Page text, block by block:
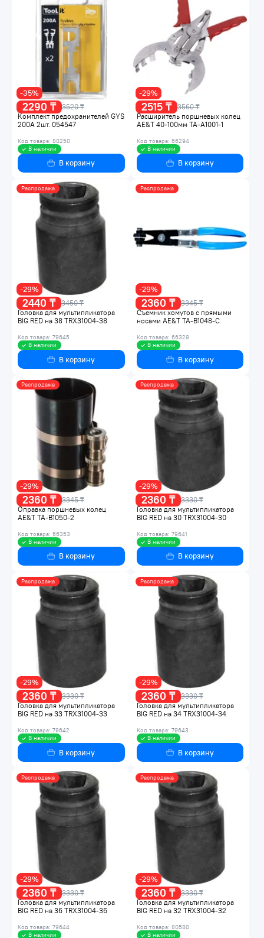
2290 ₸ 3520 ₸
-35%
Комплект предохранителей GYS
200А 2шт. 054547
Код товара: 80250
В наличии
В корзину
2515 ₸ 3560 ₸
-29%
Расширитель поршневых колец
AE&T 40-100мм TA-A1001-1
Код товара: 66294
В наличии
В корзину
Распродажа
2440 ₸ 3450 ₸
-29%
Головка для мультипликатора
BIG RED на 38 TRX31004-38
Код товара: 79645
В наличии
В корзину
Распродажа
2360 ₸ 3345 ₸
-29%
Съемник хомутов с прямыми
носами AE&T TA-B1048-С
Код товара: 66329
В наличии
В корзину
Распродажа
2360 ₸ 3345 ₸
-29%
Оправка поршневых колец
AE&T TA-B1050-2
Код товара: 66353
В наличии
В корзину
Распродажа
2360 ₸ 3330 ₸
-29%
Головка для мультипликатора
BIG RED на 30 TRX31004-30
Код товара: 79641
В наличии
В корзину
Распродажа
2360 ₸ 3330 ₸
-29%
Головка для мультипликатора
BIG RED на 33 TRX31004-33
Код товара: 79642
В наличии
В корзину
Распродажа
2360 ₸ 3330 ₸
-29%
Головка для мультипликатора
BIG RED на 34 TRX31004-34
Код товара: 79643
В наличии
В корзину
Распродажа
2360 ₸ 3330 ₸
-29%
Головка для мультипликатора
BIG RED на 36 TRX31004-36
Код товара: 79644
В наличии
Распродажа
2360 ₸ 3330 ₸
-29%
Головка для мультипликатора
BIG RED на 32 TRX31004-32
Код товара: 80580
В наличии